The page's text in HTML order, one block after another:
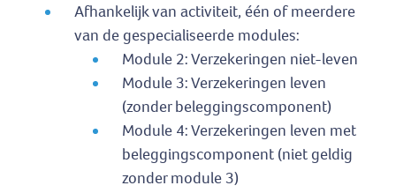
Afhankelijk van activiteit, één of meerdere
van de gespecialiseerde modules:
Module 2: Verzekeringen niet-leven
Module 3: Verzekeringen leven
(zonder beleggingscomponent)
Module 4: Verzekeringen leven met
beleggingscomponent (niet geldig
zonder module 3)